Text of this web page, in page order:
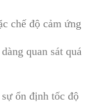
chế độ cảm ứng
quan sát quá
ổn định tốc độ